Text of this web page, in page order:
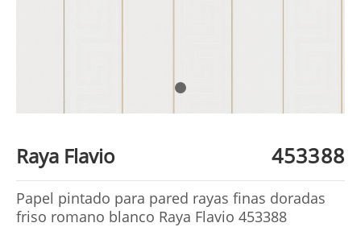
Raya Flavio 453388
Papel pintado para pared rayas finas doradas
friso romano blanco Raya Flavio 453388